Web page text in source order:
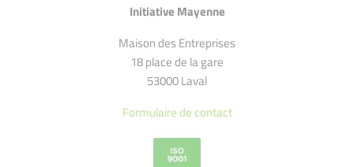
Initiative Mayenne
Maison des Entreprises
18 place de la gare
53000 Laval
Formulaire de contact